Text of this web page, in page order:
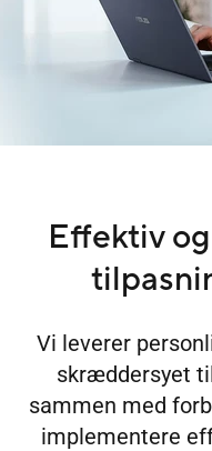
Effektiv
Vi leverer
skræddersyet
sammen med
implementere